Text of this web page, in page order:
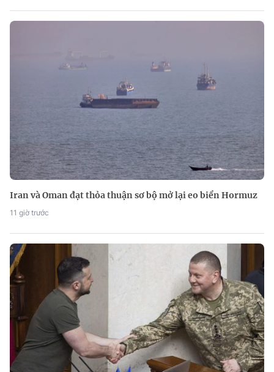
Iran và Oman đạt thỏa thuận sơ bộ mở lại eo biển Hormuz
11 giờ trước